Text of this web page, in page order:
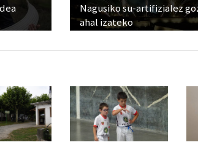
Nagusiko su-artifizialez
ahal izateko